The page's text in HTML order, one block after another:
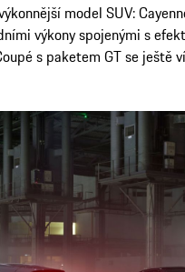
model SUV:
výkony spojenými s
s paketem GT se ještě